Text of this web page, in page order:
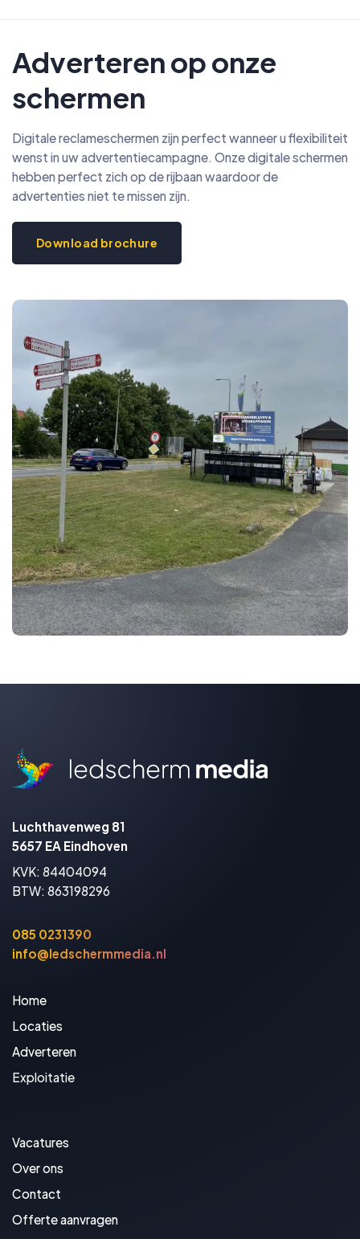
Adverteren op onze
schermen
Digitale reclameschermen zijn perfect wanneer u flexibiliteit
wenst in uw advertentiecampagne. Onze digitale schermen
hebben perfect zich op de rijbaan waardoor de
advertenties niet te missen zijn.
Download brochure
Luchthavenweg 81
5657 EA Eindhoven
KVK: 84404094
BTW: 863198296
085 0231390
info@ledschermmedia.nl
Home
Locaties
Adverteren
Exploitatie
Vacatures
Over ons
Contact
Offerte aanvragen